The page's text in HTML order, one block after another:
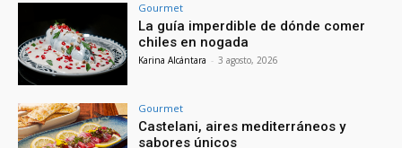
Gourmet
La guía imperdible de dónde comer
chiles en nogada
Karina Alcántara - 3 agosto, 2026
Gourmet
Castelani, aires mediterráneos y
sabores únicos